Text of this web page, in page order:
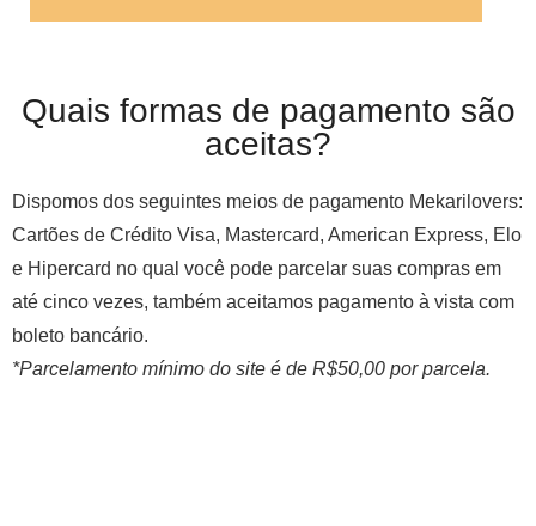
Quais formas de pagamento são
aceitas?
Dispomos dos seguintes meios de pagamento Mekarilovers:
Cartões de Crédito Visa, Mastercard, American Express, Elo
e Hipercard no qual você pode parcelar suas compras em
até cinco vezes, também aceitamos pagamento à vista com
boleto bancário.
*Parcelamento mínimo do site é de R$50,00 por parcela.